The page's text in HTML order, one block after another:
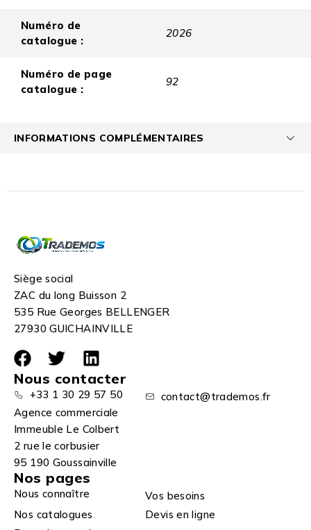
Numéro de
catalogue :
2026
Numéro de page
catalogue :
92
INFORMATIONS COMPLÉMENTAIRES
Siège social
ZAC du long Buisson 2
535 Rue Georges BELLENGER
27930 GUICHAINVILLE
Nous contacter
+33 1 30 29 57 50
contact@trademos.fr
Agence commerciale
Immeuble Le Colbert
2 rue le corbusier
95 190 Goussainville
Nos pages
Nous connaître
Vos besoins
Nos catalogues
Devis en ligne